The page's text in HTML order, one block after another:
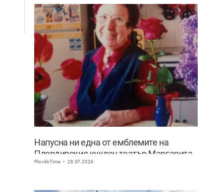
Напусна ни една от емблемите на
Пловдивския куклен театър Маргарита
Апостолова
PlovdivTime 28.07.2026